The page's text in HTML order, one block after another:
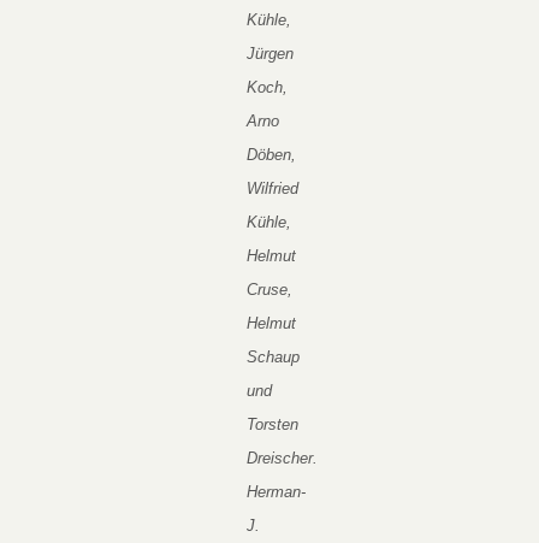
Kühle,
Jürgen
Koch,
Arno
Döben,
Wilfried
Kühle,
Helmut
Cruse,
Helmut
Schaup
und
Torsten
Dreischer.
Herman-
J.